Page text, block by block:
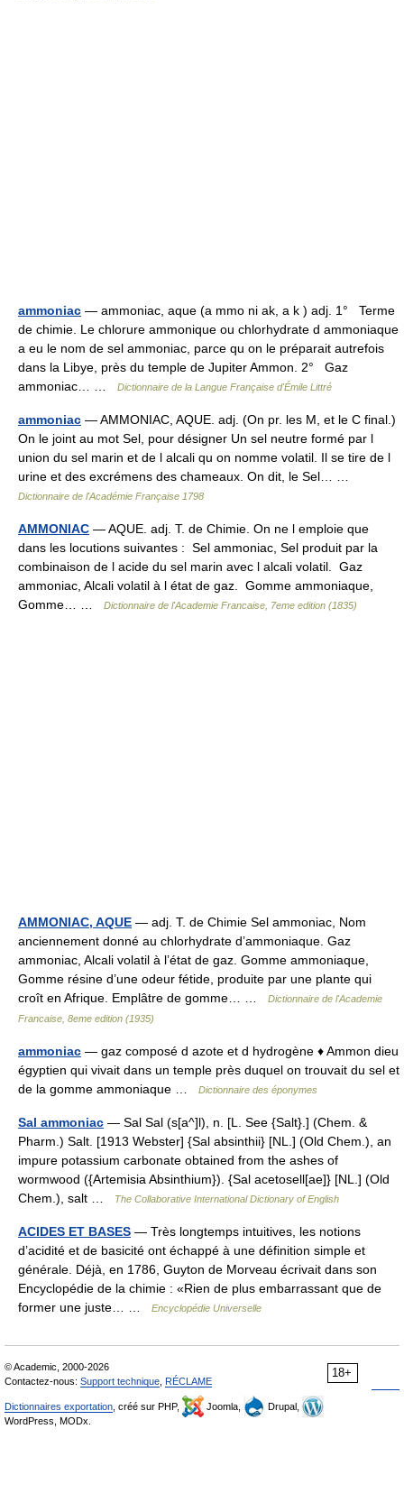
ammoniac — ammoniac, aque (a mmo ni ak, a k ) adj. 1° Terme
de chimie. Le chlorure ammonique ou chlorhydrate d ammoniaque
a eu le nom de sel ammoniac, parce qu on le préparait autrefois
dans la Libye, près du temple de Jupiter Ammon. 2° Gaz
ammoniac… …
Dictionnaire de la Langue Française d'Émile Littré
ammoniac — AMMONIAC, AQUE. adj. (On pr. les M, et le C final.)
On le joint au mot Sel, pour désigner Un sel neutre formé par l
union du sel marin et de l alcali qu on nomme volatil. Il se tire de l
urine et des excrémens des chameaux. On dit, le Sel… …
Dictionnaire de l'Académie Française 1798
AMMONIAC — AQUE. adj. T. de Chimie. On ne l emploie que
dans les locutions suivantes : Sel ammoniac, Sel produit par la
combinaison de l acide du sel marin avec l alcali volatil. Gaz
ammoniac, Alcali volatil à l état de gaz. Gomme ammoniaque,
Gomme… …
Dictionnaire de l'Academie Francaise, 7eme edition (1835)
AMMONIAC, AQUE — adj. T. de Chimie Sel ammoniac, Nom
anciennement donné au chlorhydrate d’ammoniaque. Gaz
ammoniac, Alcali volatil à l’état de gaz. Gomme ammoniaque,
Gomme résine d’une odeur fétide, produite par une plante qui
croît en Afrique. Emplâtre de gomme… …
Dictionnaire de l'Academie
Francaise, 8eme edition (1935)
ammoniac — gaz composé d azote et d hydrogène ♦ Ammon dieu
égyptien qui vivait dans un temple près duquel on trouvait du sel et
de la gomme ammoniaque …
Dictionnaire des éponymes
Sal ammoniac — Sal Sal (s[a^]l), n. [L. See {Salt}.] (Chem. &
Pharm.) Salt. [1913 Webster] {Sal absinthii} [NL.] (Old Chem.), an
impure potassium carbonate obtained from the ashes of
wormwood ({Artemisia Absinthium}). {Sal acetosell[ae]} [NL.] (Old
Chem.), salt …
The Collaborative International Dictionary of English
ACIDES ET BASES — Très longtemps intuitives, les notions
d’acidité et de basicité ont échappé à une définition simple et
générale. Déjà, en 1786, Guyton de Morveau écrivait dans son
Encyclopédie de la chimie : «Rien de plus embarrassant que de
former une juste… …
Encyclopédie Universelle
18+
© Academic, 2000-2026
Contactez-nous: Support technique RÉCLAME
Dictionnaires exportation , créé sur PHP, Joomla,
Drupal,
WordPress, MODx.